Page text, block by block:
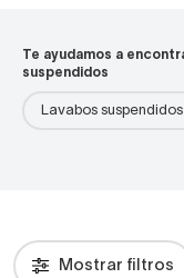
Te ayudamos a
suspendidos
Lavabos
Mostrar filtros